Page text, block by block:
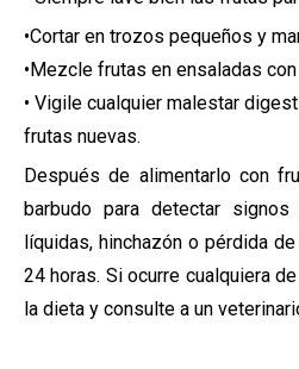
•Cortar en trozos pequeños y
•Mezcle frutas en ensaladas
• Vigile cualquier malestar
frutas nuevas.
Después de alimentarlo con
barbudo para detectar
líquidas, hinchazón o pérdida
24 horas. Si ocurre cualquiera
la dieta y consulte a un